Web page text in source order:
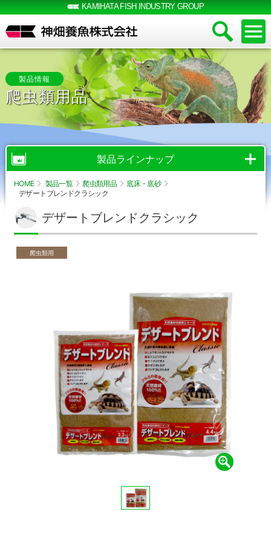
KAMIHATA FISH INDUSTRY GROUP
製品情報
爬虫類用品
HOME 製品一覧 爬虫類用品
底床・底砂
デザートブレンドクラシック
デザートブレンドクラシック
爬虫類用
製品ラインナップ